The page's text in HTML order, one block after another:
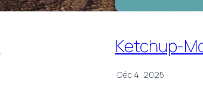
Ketchup-
·Déc 4, 2025